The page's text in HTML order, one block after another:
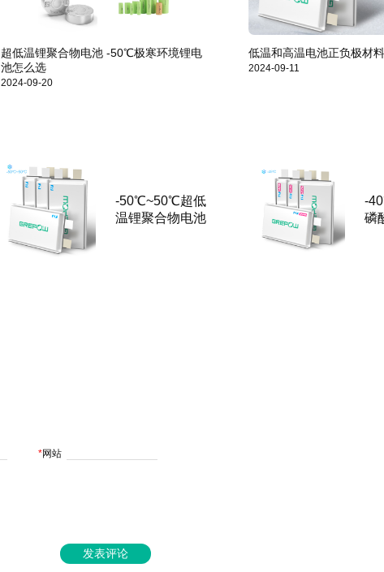
超低温锂聚合物电池 -50℃极寒环境锂电
池怎么选
2024-09-20
低温和高温电池正负极材
2024-09-11
-50℃~50℃超低
温锂聚合物电池
-
磷
*网站
发表评论